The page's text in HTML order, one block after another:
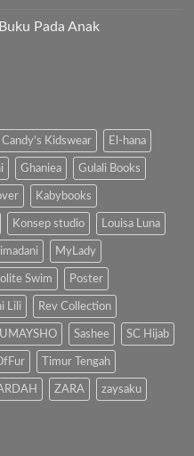
Pada Anak
Candy's Kidswear El-hana
Ghaniea Gulali Books
Kabybooks
Konsep studio Louisa Luna
MyLady
Swim Poster
Lili Rev Collection
Sashee SC Hijab
Timur Tengah
ZARA zaysaku